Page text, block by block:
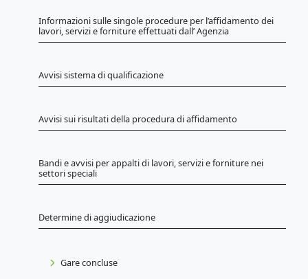
Informazioni sulle singole procedure per l’affidamento dei
lavori, servizi e forniture effettuati dall’ Agenzia
Avvisi sistema di qualificazione
Avvisi sui risultati della procedura di affidamento
Bandi e avvisi per appalti di lavori, servizi e forniture nei
settori speciali
Determine di aggiudicazione
Gare concluse